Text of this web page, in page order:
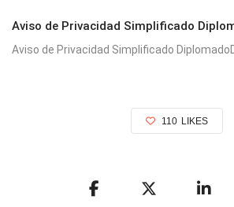
Aviso de Privacidad Simplificado
Aviso de Privacidad Simplificado
110 LIKES